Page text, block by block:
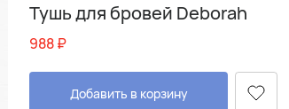
Тушь для бровей Deborah
988₽
Добавить в корзину